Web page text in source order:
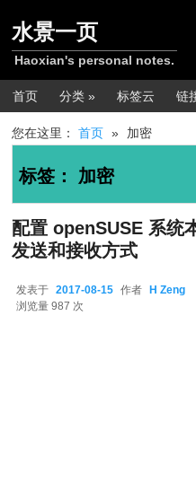
水景一页
Haoxian's personal notes.
主菜单
首页 分类 » 标签云 链
您在这里：首页 » 加密
标签： 加密
配置 openSUSE 系统
发送和接收方式
发表于 2017-08-15 作者 H Zeng
浏览量 987 次